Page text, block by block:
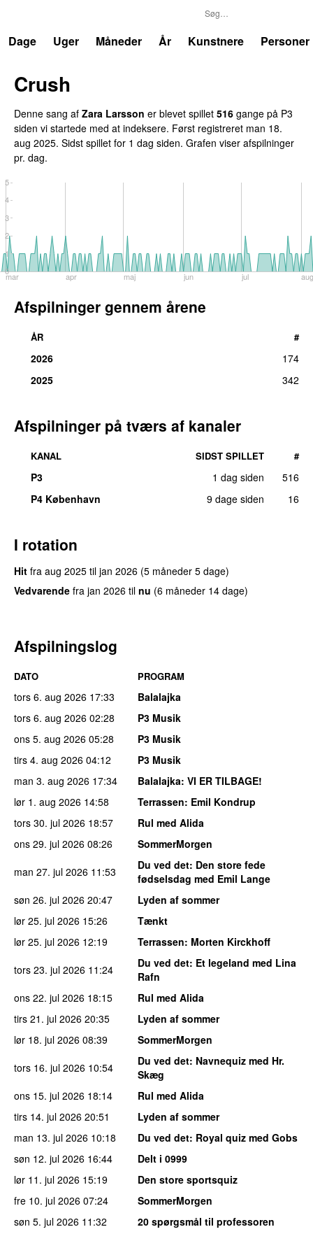
Dage
Uger Måneder År Kunstnere Personer
Crush
Denne sang af Zara Larsson er blevet spillet 516 gange på P3
siden vi startede med at indeksere. Først registreret man 18.
aug 2025. Sidst spillet for 1 dag siden. Grafen viser afspilninger
pr. dag.
mar apr maj jun jul
0
1
2
3
4
5
Afspilninger gennem årene
ÅR #
2026
174
2025
342
Afspilninger på tværs af kanaler
KANAL SIDST SPILLET #
P3 1 dag siden
516
P4 København
9 dage siden 16
I rotation
Hit fra aug 2025 til jan 2026 (5 måneder 5 dage)
Vedvarende fra jan 2026 til nu (6 måneder 14 dage)
Afspilningslog
DATO PROGRAM
tors 6. aug 2026 17:33
Balalajka
tors 6. aug 2026 02:28
P3 Musik
ons 5. aug 2026 05:28
P3 Musik
tirs 4. aug 2026 04:12
P3 Musik
man 3. aug 2026 17:34 Balalajka: VI ER TILBAGE!
lør 1. aug 2026 14:58 Terrassen: Emil Kondrup
tors 30. jul 2026 18:57
Rul med Alida
ons 29. jul 2026 08:26
SommerMorgen
man 27. jul 2026 11:53 Du ved det: Den store fede
fødselsdag med Emil Lange
søn 26. jul 2026 20:47
Lyden af sommer
lør 25. jul 2026 15:26
Tænkt
lør 25. jul 2026 12:19 Terrassen: Morten Kirckhoff
tors 23. jul 2026 11:24 Du ved det: Et legeland med Lina
Rafn
ons 22. jul 2026 18:15
Rul med Alida
tirs 21. jul 2026 20:35
Lyden af sommer
lør 18. jul 2026 08:39
SommerMorgen
tors 16. jul 2026 10:54 Du ved det: Navnequiz med Hr.
Skæg
ons 15. jul 2026 18:14
Rul med Alida
tirs 14. jul 2026 20:51
Lyden af sommer
man 13. jul 2026 10:18 Du ved det: Royal quiz med Gobs
søn 12. jul 2026 16:44
Delt i 0999
lør 11. jul 2026 15:19
Den store sportsquiz
fre 10. jul 2026 07:24
SommerMorgen
søn 5. jul 2026 11:32
20 spørgsmål til professoren